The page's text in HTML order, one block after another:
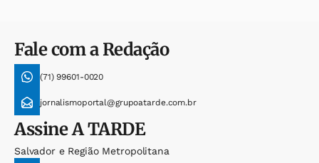
Fale com a Redação
(71) 99601-0020
jornalismoportal@grupoatarde.com.br
AssineA TARDE
Salvador e Região Metropolitana